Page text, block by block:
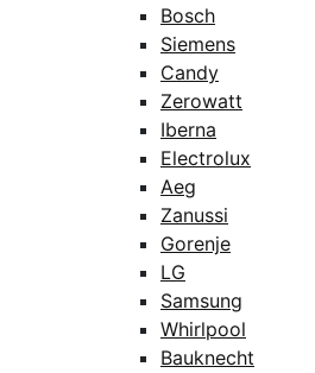
Bosch
Siemens
Candy
Zerowatt
Iberna
Electrolux
Aeg
Zanussi
Gorenje
LG
Samsung
Whirlpool
Bauknecht